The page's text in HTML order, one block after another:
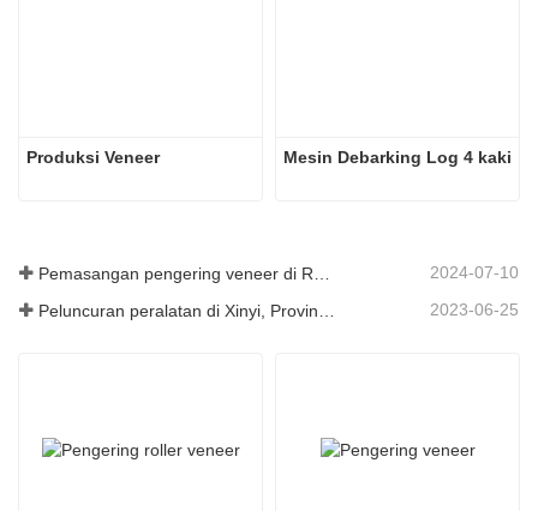
Produksi Veneer Mesin Debarking Log 4 kaki
2024-07-10
Peluncuran peralatan di Xinyi, Provinsi Guizhou, Tiongkok 2023-06-25